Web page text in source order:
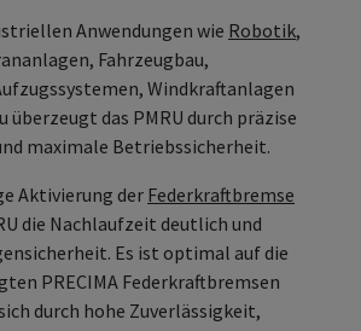
Anwendungen wie Robotik,
Fahrzeugbau,
Windkraftanlagen
überzeugt das PMRU durch präzise
maximale Betriebssicherheit.
Aktivierung der Federkraftbremse
die Nachlaufzeit deutlich und
Es ist optimal auf die
PRECIMA Federkraftbremsen
durch hohe Zuverlässigkeit,